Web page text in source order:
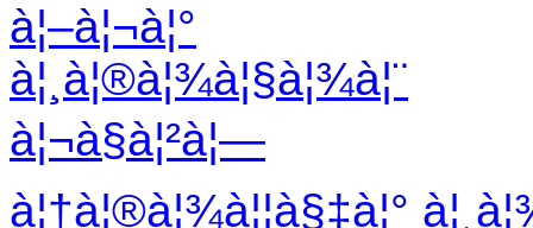
à¦–à¦¬à¦°
à¦¸à¦®à¦¾à¦§à¦¾à¦¨
à¦¬à§à¦²à¦—
à¦†à¦®à¦¾à¦¦à§‡à¦°